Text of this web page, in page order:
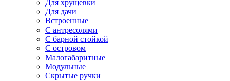
Для хрущевки
Для дачи
Встроенные
С антресолями
С барной стойкой
С островом
Малогабаритные
Модульные
Скрытые ручки